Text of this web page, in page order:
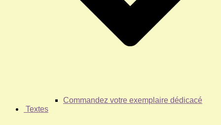
Commandez votre exemplaire dédicacé
Textes